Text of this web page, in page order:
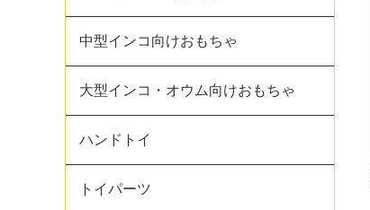
中型インコ向けおもちゃ
大型インコ・オウム向けおもちゃ
ハンドトイ
トイパーツ